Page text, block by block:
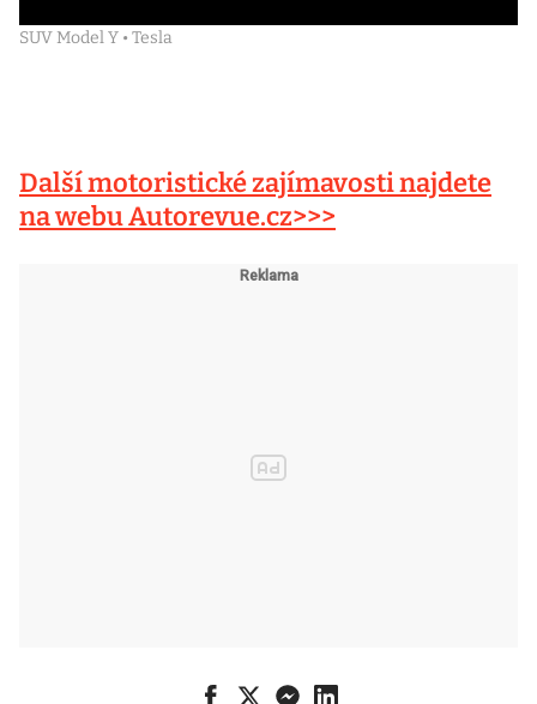
SUV Model Y • Tesla
Další motoristické zajímavosti najdete
na webu Autorevue.cz>>>